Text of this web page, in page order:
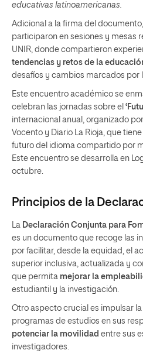
educativas latinoamericanas.
Adicional a la firma del
participaron en sesiones y mesas
UNIR, donde compartieron
tendencias y retos de la
desafíos y cambios marcados por
Este encuentro académico se
celebran las jornadas sobre el
internacional anual, organizado
Vocento y Diario La Rioja, que
futuro del idioma compartido por
Este encuentro se desarrolla en
octubre.
Principios de la
La Declaración Conjunta para
es un documento que recoge las
por facilitar, desde la equidad, el
superior inclusiva, actualizada y
que permita mejorar la
estudiantil y la investigación.
Otro aspecto crucial es impulsar
programas de estudios en sus
potenciar la movilidad entre sus
investigadores.